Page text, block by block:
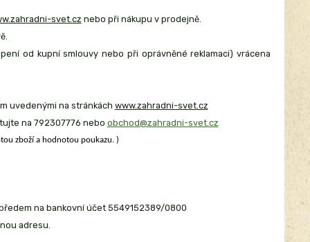
svet.cz nebo při nákupu v prodejně.
od kupní smlouvy nebo při oprávněné reklamaci) vrácena
uvedenými na stránkách www.zahradni-svet.cz
na 792307776 nebo obchod@zahradni-svet.cz
zboží a hodnotou poukazu. )
na bankovní účet 5549152389/0800
adresu.